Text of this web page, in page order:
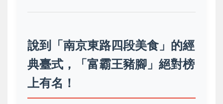
說到「南京東路四段美食」的經
典臺式，「富霸王豬腳」絕對榜
上有名！